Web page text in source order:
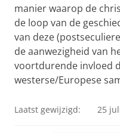
manier waarop de
de loop van de
van deze
de aanwezigheid van
voortdurende invloed
westerse/Europese
Laatst gewijzigd: 25